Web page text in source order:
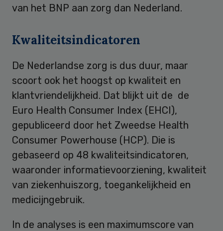
van het BNP aan zorg dan Nederland.
Kwaliteitsindicatoren
De Nederlandse zorg is dus duur, maar
scoort ook het hoogst op kwaliteit en
klantvriendelijkheid. Dat blijkt uit de de
Euro Health Consumer Index (EHCI),
gepubliceerd door het Zweedse Health
Consumer Powerhouse (HCP). Die is
gebaseerd op 48 kwaliteitsindicatoren,
waaronder informatievoorziening, kwaliteit
van ziekenhuiszorg, toegankelijkheid en
medicijngebruik.
In de analyses is een maximumscore van